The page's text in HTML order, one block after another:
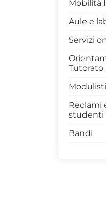
della
Terza
in
corso
corso
in
Mobilità
Aule e
Servizi
Tutorato
Reclami
studenti
Bandi